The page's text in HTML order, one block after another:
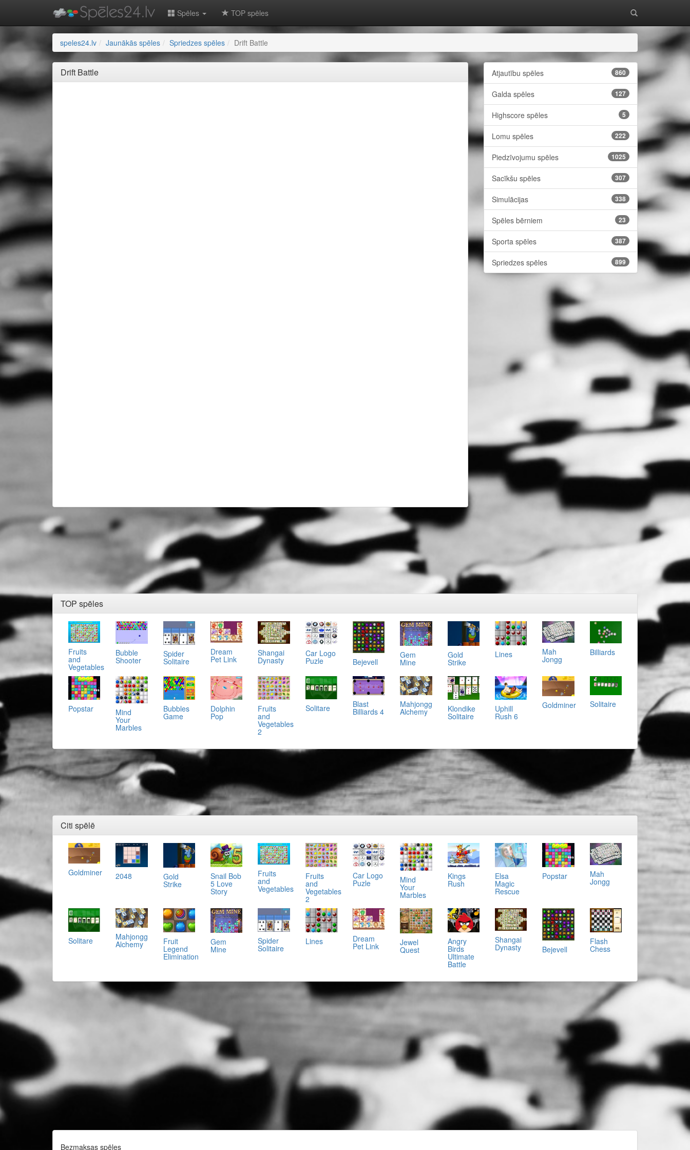
Spēles TOP spēles
speles24.lv Jaunākās spēles Spriedzes spēles Drift Battle
Drift Battle Atjautību spēles 860
Galda spēles 127
Highscore spēles 5
Lomu spēles 222
Piedzīvojumu spēles 1025
Sacīkšu spēles 307
Simulācijas 338
Spēles bērniem 23
Sporta spēles 387
Spriedzes spēles 899
TOP spēles
Fruits
and
Vegetables
Bubble
Shooter
Spider
Solitaire
Dream
Pet Link
Shangai
Dynasty
Car Logo
Puzle Bejevell
Gem
Mine
Gold
Strike
Lines Mah
Jongg
Billiards
Popstar Mind
Your
Marbles
Bubbles
Game
Dolphin
Pop
Fruits
and
Vegetables
2
Solitare Blast
Billiards 4
Mahjongg
Alchemy Klondike
Solitaire
Uphill
Rush 6
Goldminer Solitaire
Citi spēlē
Goldminer 2048 Gold
Strike
Snail Bob
5 Love
Story
Fruits
and
Vegetables
Fruits
and
Vegetables
2
Car Logo
Puzle Mind
Your
Marbles
Kings
Rush
Elsa
Magic
Rescue
Popstar Mah
Jongg
Solitare Mahjongg
Alchemy Fruit
Legend
Elimination
Gem
Mine
Spider
Solitaire
Lines Dream
Pet Link Jewel
Quest
Angry
Birds
Ultimate
Battle
Shangai
Dynasty Bejevell
Flash
Chess
Bezmaksas spēles